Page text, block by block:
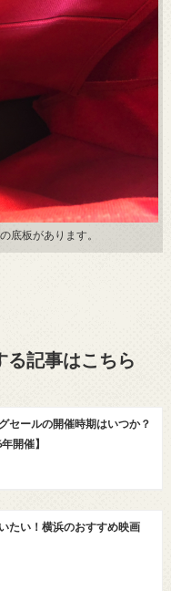
底板があります。
る記事はこちら
セールの開催時期はいつか？
開催】
たい！横浜のおすすめ映画